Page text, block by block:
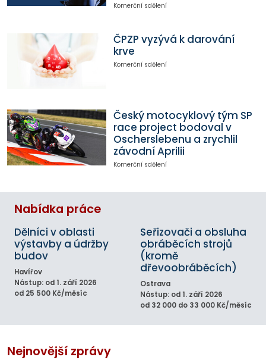
Komerční sdělení
ČPZP vyzývá k darování
krve
Komerční sdělení
Český motocyklový tým SP
race project bodoval v
Oscherslebenu a zrychlil
závodní Aprilii
Komerční sdělení
Nabídka práce
Dělníci v oblasti
výstavby a údržby
budov
Havířov
Nástup: od 1. září 2026
od 25 500 Kč/měsíc
Seřizovači a obsluha
obráběcích strojů
(kromě
dřevoobráběcích)
Ostrava
Nástup: od 1. září 2026
od 32 000 do 33 000 Kč/měsíc
Nejnovější zprávy